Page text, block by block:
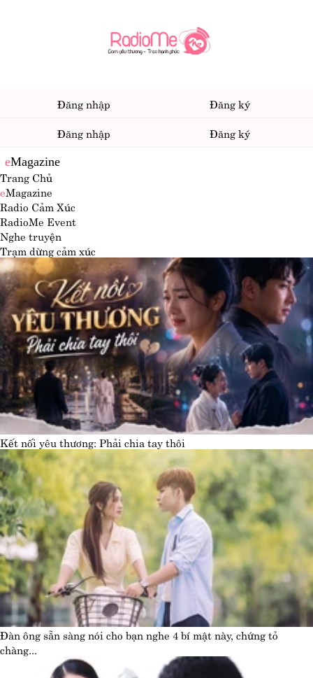
Đăng nhập
Đăng ký
Đăng nhập
Đăng ký
eMagazine
Trang Chủ
eMagazine
Radio Cảm Xúc
RadioMe Event
Nghe truyện
Trạm dừng cảm xúc
Kết nối yêu thương: Phải chia tay thôi
Đàn ông sẵn sàng nói cho bạn nghe 4 bí mật này, chứng tỏ
chàng...